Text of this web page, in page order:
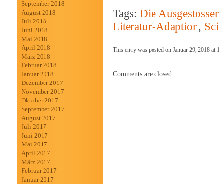
September 2018
August 2018
Juli 2018
Juni 2018
Mai 2018
April 2018
März 2018
Februar 2018
Januar 2018
Dezember 2017
November 2017
Oktober 2017
September 2017
August 2017
Juli 2017
Juni 2017
Mai 2017
April 2017
März 2017
Februar 2017
Januar 2017
Tags: Die
Literatur-Adaption,
This entry was posted on Januar 29, 2018 at
Comments are closed.